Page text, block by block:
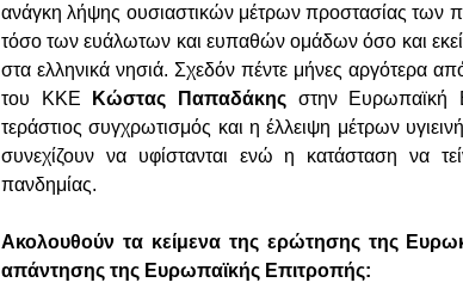
ανάγκη λήψης ουσιαστικών μέτρων προστασίας των
τόσο των ευάλωτων και ευπαθών ομάδων όσο και
στα ελληνικά νησιά. Σχεδόν πέντε μήνες αργότερα
του ΚΚΕ
Κώστας Παπαδάκηςστην Ευρωπαϊκή
τεράστιος συγχρωτισμός και η έλλειψη μέτρων
συνεχίζουν να υφίστανται ενώ η κατάσταση να
πανδημίας.
Ακολουθούν τα κείμενα της ερώτησης της
απάντησης της Ευρωπαϊκής Επιτροπής: